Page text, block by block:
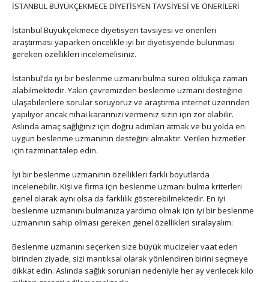
İSTANBUL BÜYÜKÇEKMECE DİYETİSYEN TAVSİYESİ VE ÖNERİLERİ
İstanbul Büyükçekmece diyetisyen tavsiyesi ve önerileri
araştırması yaparken öncelikle iyi bir diyetisyende bulunması
gereken özellikleri incelemelisiniz.
İstanbul’da iyi bir beslenme uzmanı bulma süreci oldukça zaman
alabilmektedir. Yakın çevremizden beslenme uzmanı desteğine
ulaşabilenlere sorular soruyoruz ve araştırma internet üzerinden
yapılıyor ancak nihai kararınızı vermeniz sizin için zor olabilir.
Aslında amaç sağlığınız için doğru adımları atmak ve bu yolda en
uygun beslenme uzmanının desteğini almaktır. Verilen hizmetler
için tazminat talep edin.
İyi bir beslenme uzmanının özellikleri farklı boyutlarda
incelenebilir. Kişi ve firma için beslenme uzmanı bulma kriterleri
genel olarak aynı olsa da farklılık gösterebilmektedir. En iyi
beslenme uzmanını bulmanıza yardımcı olmak için iyi bir beslenme
uzmanının sahip olması gereken genel özellikleri sıralayalım:
Beslenme uzmanını seçerken size büyük mucizeler vaat eden
birinden ziyade, sizi mantıksal olarak yönlendiren birini seçmeye
dikkat edin. Aslında sağlık sorunları nedeniyle her ay verilecek kilo